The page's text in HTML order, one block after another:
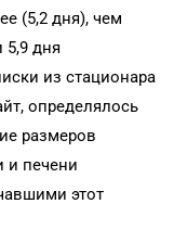
(5,2 дня), чем
5,9 дня
из стационара
определялось
размеров
и печени
этот